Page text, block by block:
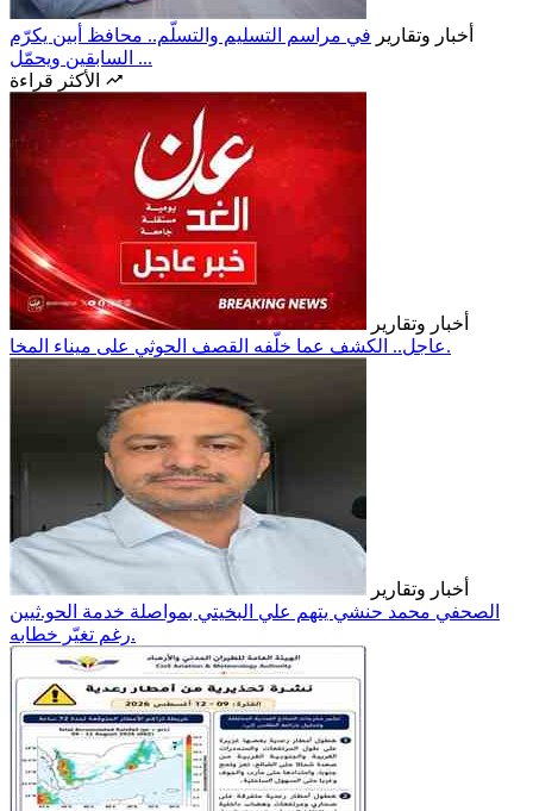
أخبار وتقارير في مراسم التسليم والتسلّم.. محافظ أبين يكرّم
السابقين ويحمّل ...
أخبار وتقارير
عاجل.. الكشف عما خلّفه القصف الحوثي على ميناء المخا.
أخبار وتقارير
الصحفي محمد حنشي يتهم علي البخيتي بمواصلة خدمة الحو.ثيين
رغم تغيّر خطابه.